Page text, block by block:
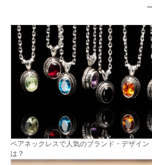
ペアネックレスで人気のブランド・デザイン
は？